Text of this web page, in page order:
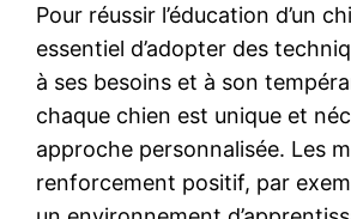
Pour réussir l’éducation d’un
essentiel d’adopter des
à ses besoins et à son
chaque chien est unique et
approche personnalisée. Les
renforcement positif, par